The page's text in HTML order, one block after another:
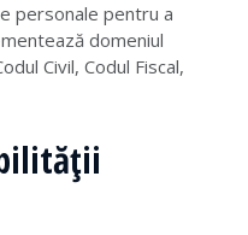
personale pentru a
domeniul
Civil, Codul Fiscal,